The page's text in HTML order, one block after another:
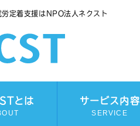
定着支援はNPO法人ネクスト
とは サービス内容
SERVICE